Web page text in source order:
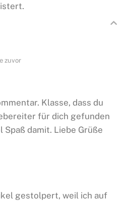
zuvor
Klasse, dass du
für dich gefunden
Spaß damit. Liebe Grüße
gestolpert, weil ich auf